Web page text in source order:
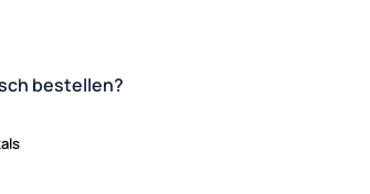
bestellen?